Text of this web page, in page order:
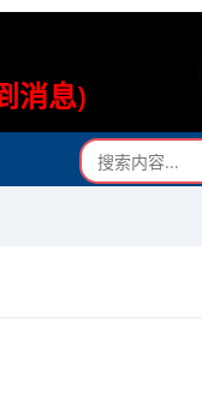
消息)